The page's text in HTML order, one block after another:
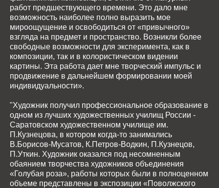
работ предшествующего времени. Это дало мне
возможность наиболее полно выразить мое
мироощущение и освободиться от «привычного»
взгляда на предмет и пространство. Возникли более
свободные возможности для эксперимента, как в
композиции, так и в колористическом видении
картины. Эта работа дает мне творческий импульс и
продвижение в дальнейшем формировании моей
индивидуальности».
"Художник получил профессиональное образование в
одном из лучших художественных училищ России -
Саратовском художественном училище им.
П.Кузнецова, в котором когда-то занимались
В.Борисов-Мусатов, К.Петров-Водкин, П.Кузнецов,
П.Уткин. Художник оказался под несомненным
обаянием творчества художников объединения
«Голубая роза», работы которых были в полноценном
объеме представлены в экспозиции «Поволжского